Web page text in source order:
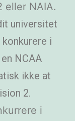
eller NAIA.
universitet
i
NCAA
ikke at
2.
i